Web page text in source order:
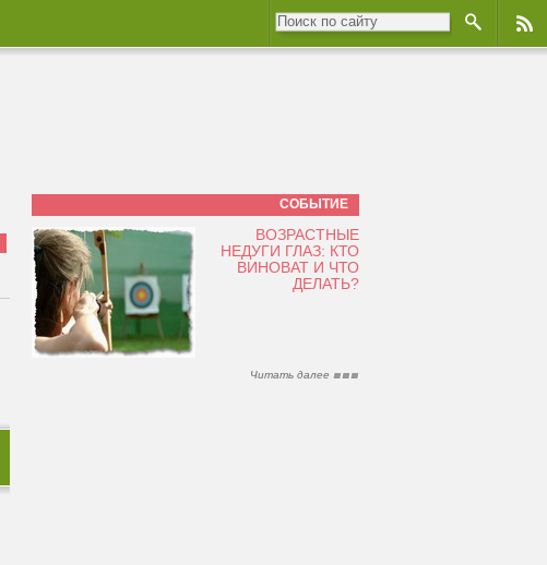
СОБЫТИЕ
ВОЗРАСТНЫЕ
НЕДУГИ ГЛАЗ: КТО
ВИНОВАТ И ЧТО
ДЕЛАТЬ?
Читать далее